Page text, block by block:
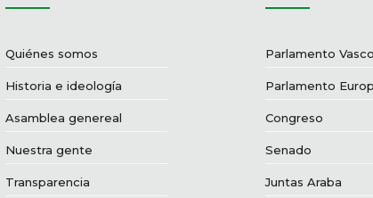
Quiénes somos
Historia e ideología
Asamblea genereal
Nuestra gente
Transparencia
Parlamento Vasco
Parlamento
Congreso
Senado
Juntas Araba